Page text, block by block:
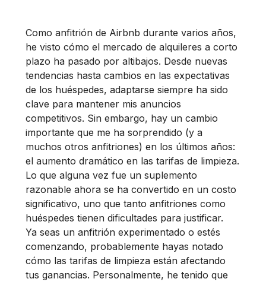
Como anfitrión de Airbnb durante varios años,
he visto cómo el mercado de alquileres a corto
plazo ha pasado por altibajos. Desde nuevas
tendencias hasta cambios en las expectativas
de los huéspedes, adaptarse siempre ha sido
clave para mantener mis anuncios
competitivos. Sin embargo, hay un cambio
importante que me ha sorprendido (y a
muchos otros anfitriones) en los últimos años:
el aumento dramático en las tarifas de limpieza.
Lo que alguna vez fue un suplemento
razonable ahora se ha convertido en un costo
significativo, uno que tanto anfitriones como
huéspedes tienen dificultades para justificar.
Ya seas un anfitrión experimentado o estés
comenzando, probablemente hayas notado
cómo las tarifas de limpieza están afectando
tus ganancias. Personalmente, he tenido que